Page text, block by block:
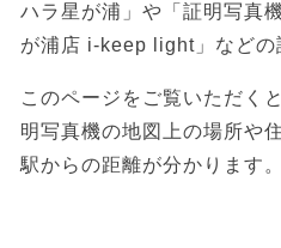
ハラ星が浦」や「証明写真
が浦店 i-keep light」などの
このページをご覧いただく
明写真機の地図上の場所や
駅からの距離が分かります。